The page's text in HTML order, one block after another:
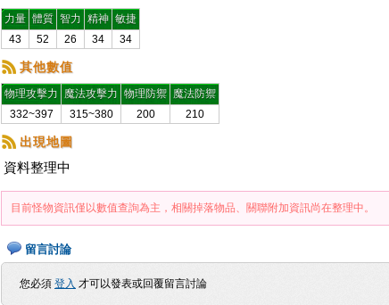
力量 體質 智力 精神 敏捷
43
52 26 34 34
其他數值
物理攻擊力 魔法攻擊力 物理防禦 魔法防禦
332~397
315~380 200 210
出現地圖
資料整理中
目前怪物資訊僅以數值查詢為主，相關掉落物品、關聯附加資訊尚在整理中。
留言討論
您必須 登入 才可以發表或回覆留言討論